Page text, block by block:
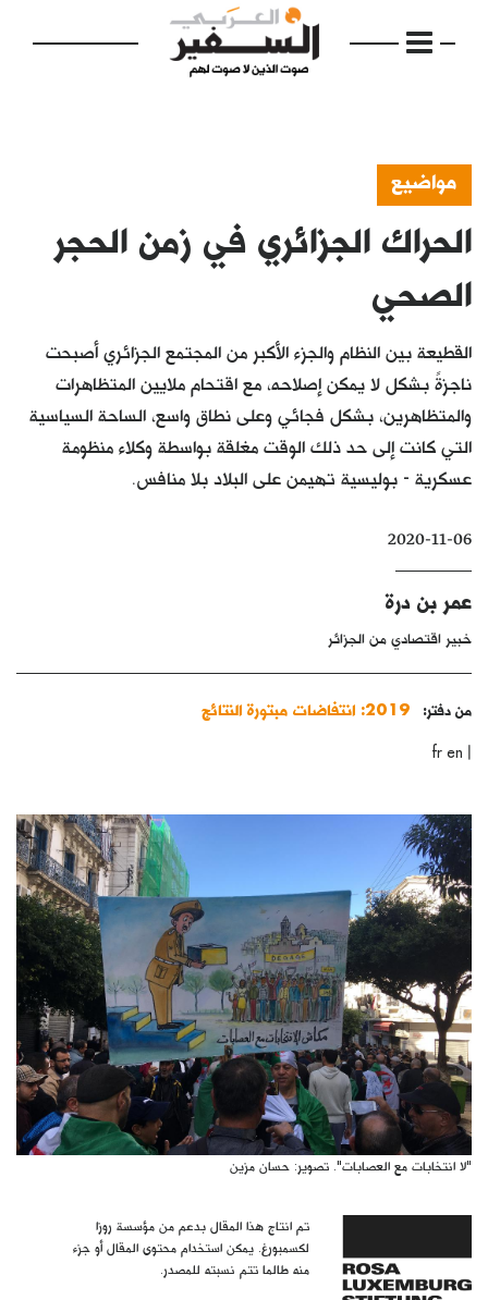
الرئيسية
مواضيع
إفتتاحية
فكرة
دفاتر
بالصورة
مواضيع
الحراك الجزائري في زمن الحجر
الصحي
القطيعة بين النظام والجزء الأكبر من المجتمع الجزائري أصبحت
ناجزةً بشكل لا يمكن إصلاحه، مع اقتحام ملايين المتظاهرات
والمتظاهرين، بشكل فجائي وعلى نطاق واسع، الساحة السياسية
التي كانت إلى حد ذلك الوقت مغلقة بواسطة وكلاء منظومة
عسكرية - بوليسية تهيمن على البلاد بلا منافس.
2020-11-06
عمر بن درة
خبير اقتصادي من الجزائر
من دفتر: 2019: انتفاضات مبتورة النتائج
|
fr en
"لا انتخابات مع العصابات". تصوير: حسان مزين
تم انتاج هذا المقال بدعم من مؤسسة روزا
لكسمبورغ. يمكن استخدام محتوى المقال أو جزء
منه طالما تتم نسبته للمصدر.